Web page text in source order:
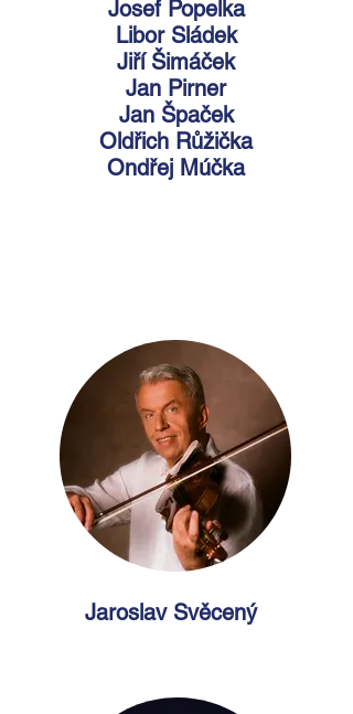
Josef Popelka
Libor Sládek
Jiří Šimáček
Jan Pirner
Jan Špaček
Oldřich Růžička
Ondřej Múčka
Jaroslav Svěcený